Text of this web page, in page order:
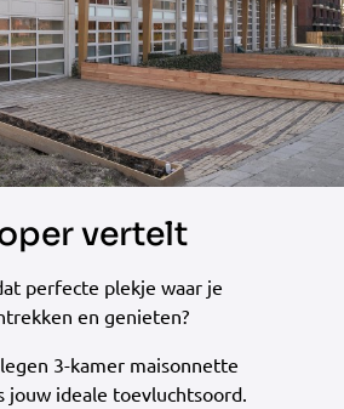
vertelt
perfecte plekje waar je
en genieten?
3-kamer maisonnette
jouw ideale toevluchtsoord.